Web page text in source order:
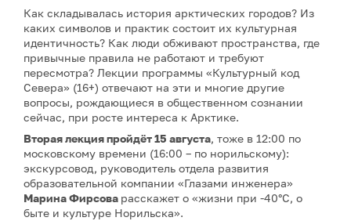
Как складывалась история арктических городов? Из
каких символов и практик состоит их культурная
идентичность? Как люди обживают пространства, где
привычные правила не работают и требуют
пересмотра? Лекции программы «Культурный код
Севера» (16+) отвечают на эти и многие другие
вопросы, рождающиеся в общественном сознании
сейчас, при росте интереса к Арктике.
Вторая лекцияпройдёт 15 августа, тоже в 12:00 по
московскому времени (16:00 – по норильскому):
экскурсовод, руководитель отдела развития
образовательной компании «Глазами инженера»
Марина Фирсова расскажет о «жизни при -40°C, о
быте и культуре Норильска».